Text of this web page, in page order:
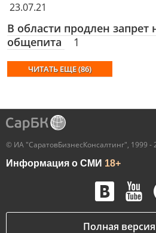
23.07.21
В области продлен
общепита
1
ЧИТАТЬ ЕЩЕ (86)
© ИА "СаратовБизнесКонсалтинг", 1999 -
Информация о СМИ 18+
Полная